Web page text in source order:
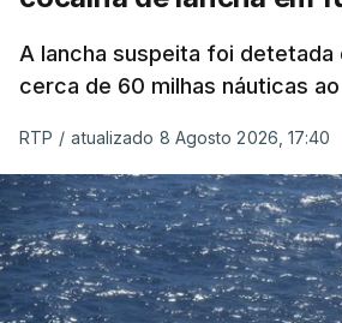
A lancha suspeita foi detetada
cerca de 60 milhas náuticas
RTP / atualizado 8 Agosto 2026, 17:40